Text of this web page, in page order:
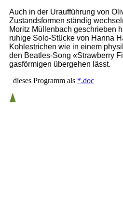
Auch in der Uraufführung von
Zustandsformen ständig
Moritz Müllenbach geschrieben
ruhige Solo-Stücke von Hanna
Kohlestrichen wie in einem
den Beatles-Song «Strawberry
gasförmigen übergehen lässt.
dieses Programm als *.doc